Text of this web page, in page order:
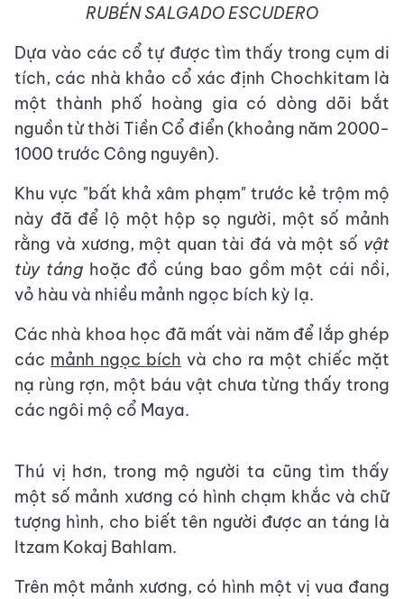
RUBÉN SALGADO ESCUDERO
Dựa vào các cổ tự được tìm thấy trong cụm di
tích, các nhà khảo cổ xác định Chochkitam là
một thành phố hoàng gia có dòng dõi bắt
nguồn từ thời Tiền Cổ điển (khoảng năm 2000-
1000 trước Công nguyên).
Khu vực "bất khả xâm phạm" trước kẻ trộm mộ
này đã để lộ một hộp sọ người, một số mảnh
rằng và xương, một quan tài đá và một số vật
tùy tánghoặc đồ cúng bao gồm một cái nồi,
vỏ hàu và nhiều mảnh ngọc bích kỳ lạ.
Các nhà khoa học đã mất vài năm để lắp ghép
các mảnh ngọc bích và cho ra một chiếc mặt
nạ rùng rợn, một báu vật chưa từng thấy trong
các ngôi mộ cổ Maya.
Thú vị hơn, trong mộ người ta cũng tìm thấy
một số mảnh xương có hình chạm khắc và chữ
tượng hình, cho biết tên người được an táng là
Itzam Kokaj Bahlam.
Trên một mảnh xương, có hình một vị vua đang